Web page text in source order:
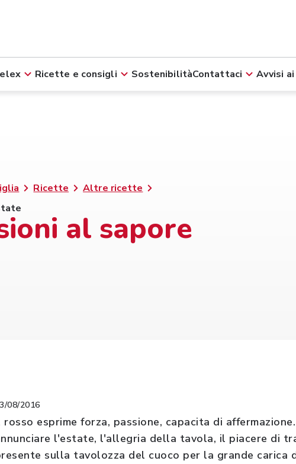
Ricette e consigli SostenibilitàContattaci Avvisi
Ricette
Altre ricette
al sapore
08/2016
rosso esprime forza, passione, capacita di
l'estate, l'allegria della tavola, il piacere di
sulla tavolozza del cuoco per la grande carica